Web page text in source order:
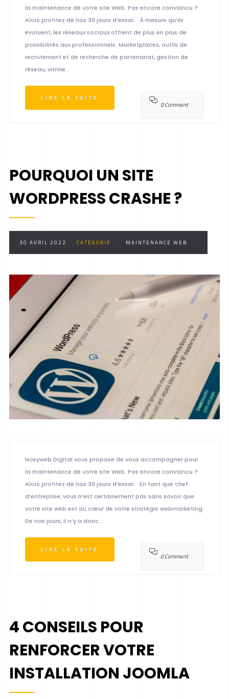
la maintenance de votre site Web. Pas encore convaincu ?
Alors profitez de nos 30 jours d’essai. À mesure qu’ils
évoluent, les réseaux sociaux offrent de plus en plus de
possibilités aux professionnels. Marketplaces, outils de
recrutement et de recherche de partenariat, gestion de
réseau, vitrine..
LIRE LA SUITE
0 Comment
POURQUOI UN SITE
WORDPRESS CRASHE ?
30 AVRIL 2022 CATÉGORIE : MAINTENANCE WEB
Nosyweb Digital vous propose de vous accompagner pour
la maintenance de votre site Web. Pas encore convaincu ?
Alors profitez de nos 30 jours d’essai. En tant que chef
d’entreprise, vous n’est certainement pas sans savoir que
votre site web est au cœur de votre stratégie webmarketing.
De nos jours, il n’y a donc..
LIRE LA SUITE
0 Comment
4 CONSEILS POUR
RENFORCER VOTRE
INSTALLATION JOOMLA